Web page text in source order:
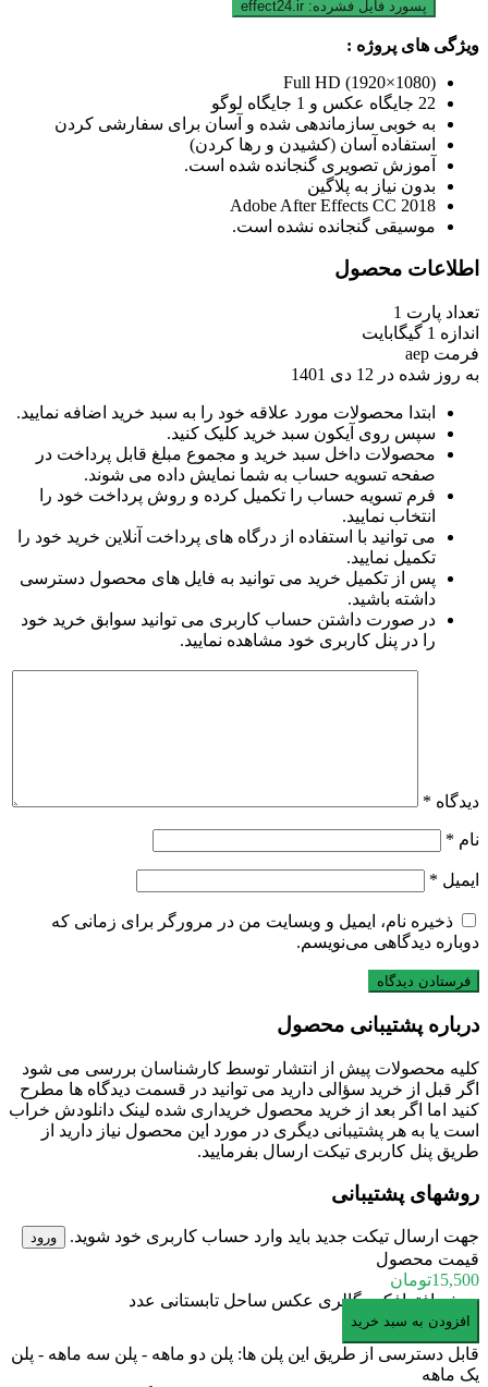
پسورد فایل فشرده: effect24.ir
ویژگی های پروژه :
Full HD (1920×1080)
22 جایگاه عکس و 1 جایگاه لوگو
به خوبی سازماندهی شده و آسان برای سفارشی کردن
استفاده آسان (کشیدن و رها کردن)
آموزش تصویری گنجانده شده است.
بدون نیاز به پلاگین
Adobe After Effects CC 2018
موسیقی گنجانده نشده است.
اطلاعات محصول
تعداد پارت 1
اندازه 1 گیگابایت
فرمت aep
به روز شده در 12 دی 1401
ابتدا محصولات مورد علاقه خود را به سبد خرید اضافه نمایید.
سپس روی آیکون سبد خرید کلیک کنید.
محصولات داخل سبد خرید و مجموع مبلغ قابل پرداخت در
صفحه تسویه حساب به شما نمایش داده می شوند.
فرم تسویه حساب را تکمیل کرده و روش پرداخت خود را
انتخاب نمایید.
می توانید با استفاده از درگاه های پرداخت آنلاین خرید خود را
تکمیل نمایید.
پس از تکمیل خرید می توانید به فایل های محصول دسترسی
داشته باشید.
در صورت داشتن حساب کاربری می توانید سوابق خرید خود
را در پنل کاربری خود مشاهده نمایید.
دیدگاه *
نام *
ایمیل *
ذخیره نام، ایمیل و وبسایت من در مرورگر برای زمانی که
دوباره دیدگاهی می‌نویسم.
درباره پشتیبانی محصول
کلیه محصولات پیش از انتشار توسط کارشناسان بررسی می شود
اگر قبل از خرید سؤالی دارید می توانید در قسمت دیدگاه ها مطرح
کنید اما اگر بعد از خرید محصول خریداری شده لینک دانلودش خراب
است یا به هر پشتیبانی دیگری در مورد این محصول نیاز دارید از
طریق پنل کاربری تیکت ارسال بفرمایید.
روشهای پشتیبانی
جهت ارسال تیکت جدید باید وارد حساب کاربری خود شوید. ورود
قیمت محصول
15,500تومان
پروژه افترافکت گالری عکس ساحل تابستانی عدد
افزودن به سبد خرید
قابل دسترسی از طریق این پلن ها: پلن دو ماهه - پلن سه ماهه - پلن
یک ماهه